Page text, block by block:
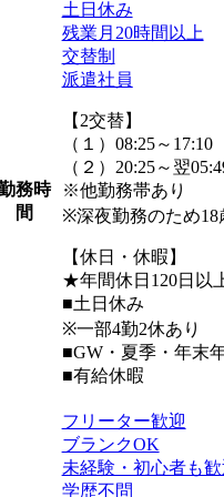
務時
間
土日休み
残業月20時間以上
交替制
派遣社員
【2交替】
（１）08:25～17:10
（２）20:25～翌
※他勤務帯あり
※深夜勤務のため18
【休日・休暇】
★年間休日120日以
■土日休み
※一部4勤2休あり
■GW・夏季・年末
■有給休暇
フリーター歓迎
ブランクOK
未経験・初心者も歓
学歴不問